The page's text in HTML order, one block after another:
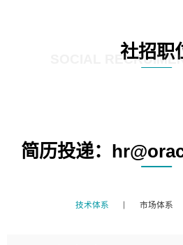
社招职
SOCIAL
简历投递：
技术体系 市场体系